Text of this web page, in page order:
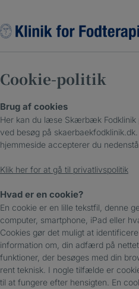
indholdet
Cookie-politik
Brug af cookies
Her kan du læse Skærbæk Fodklinik
ved besøg på
hjemmeside accepterer du
Klik her for at gå til privatlivspolitik
Hvad er en cookie?
En cookie er en lille tekstfil, denne
computer, smartphone, iPad eller
Cookies gør det muligt at
information om, din adfærd på
funktioner, der besøges med din
rent teknisk. I nogle tilfælde er
til at fungere efter hensigten. En